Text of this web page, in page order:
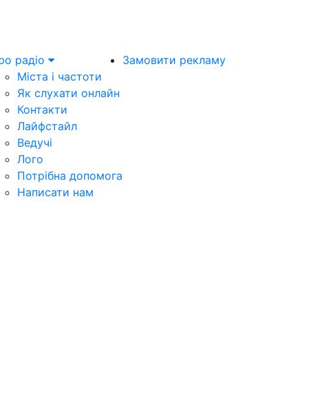
радіо
Міста і частоти
Як слухати онлайн
Контакти
Лайфстайл
Ведучі
Лого
Потрібна допомога
Написати нам
Замовити рекламу